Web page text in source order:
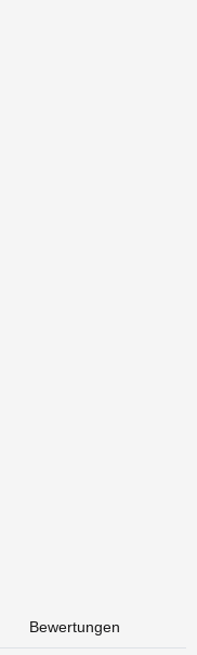
Bewertungen